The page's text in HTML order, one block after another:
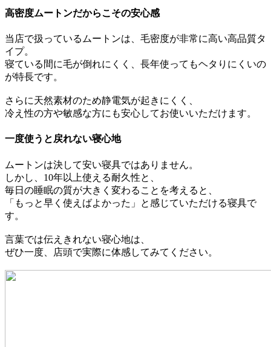
高密度ムートンだからこその安心感
当店で扱っているムートンは、毛密度が非常に高い高品質タ
イプ。
寝ている間に毛が倒れにくく、長年使ってもヘタりにくいの
が特長です。
さらに天然素材のため静電気が起きにくく、
冷え性の方や敏感な方にも安心してお使いいただけます。
一度使うと戻れない寝心地
ムートンは決して安い寝具ではありません。
しかし、10年以上使える耐久性と、
毎日の睡眠の質が大きく変わることを考えると、
「もっと早く使えばよかった」と感じていただける寝具で
す。
言葉では伝えきれない寝心地は、
ぜひ一度、店頭で実際に体感してみてください。